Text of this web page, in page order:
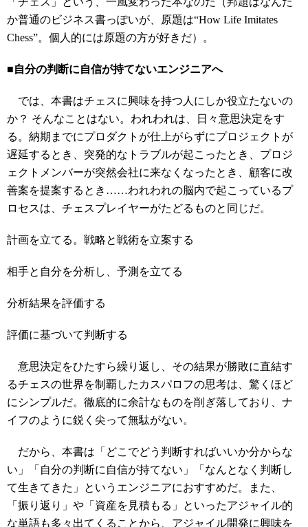
か普通のビジネス書っぽいが、原題は“How Life Imitates
Chess”。個人的には原題の方が好きだ）。
■自分の判断に自信が持てないエンジニアへ
では、本書はチェスに興味を持つ人にしか役立たないの
か？ そんなことはない。われわれは、日々意思決定をす
る。納期までにプロダクトが仕上がらずにプロジェクトが
遅延するとき、突発的なトラブルが起こったとき、プロジ
ェクトメンバーが突然会社に来なくなったとき、顧客に改
善案を提案するとき……われわれの脳内で起こっているプ
ロセスは、チェスプレイヤーがたどるものと同じだ。
計画を立てる。戦略と戦術を立案する
相手と自分を分析し、予測を立てる
分析結果を評価する
評価に基づいて判断する
意思決定をひたすら繰り返し、その結果が勝敗に直結す
るチェスの世界を制覇したカスパロフの思考は、驚くほど
にシンプルだ。徹底的に余計なものを削ぎ落しており、ナ
イフのように鋭く尖って無駄がない。
だから、本書は「どこでどう判断すればいいか分からな
い」「自分の判断に自信が持てない」「なんとなく判断し
て生きてきた」というエンジニアにおすすめだ。また、
「振り返り」や「資産を見積もる」といったアジャイル的
な単語も多々出てくることから、アジャイル開発に興味を